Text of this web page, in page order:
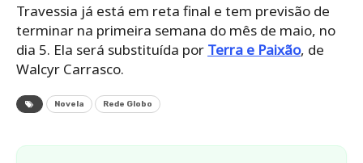
Travessia já está em reta final e tem previsão de
terminar na primeira semana do mês de maio, no
dia 5. Ela será substituída por Terra e Paixão, de
Walcyr Carrasco.
Novela Rede Globo